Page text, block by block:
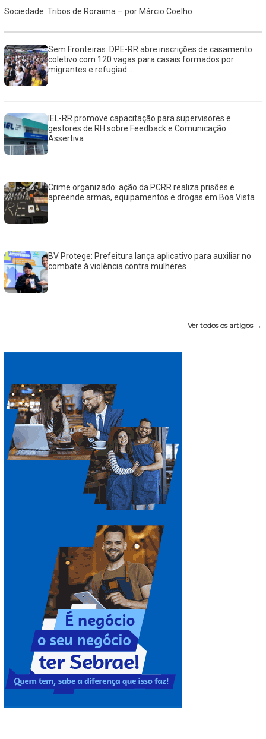
Sociedade: Tribos de Roraima – por Márcio Coelho
Sem Fronteiras: DPE-RR abre inscrições de casamento
coletivo com 120 vagas para casais formados por
migrantes e refugiad...
IEL-RR promove capacitação para supervisores e
gestores de RH sobre Feedback e Comunicação
Assertiva
Crime organizado: ação da PCRR realiza prisões e
apreende armas, equipamentos e drogas em Boa Vista
BV Protege: Prefeitura lança aplicativo para auxiliar no
combate à violência contra mulheres
Ver todos os artigos →